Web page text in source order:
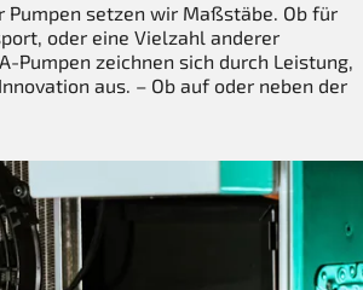
Pumpen setzen wir Maßstäbe. Ob für
oder eine Vielzahl anderer
Pumpen zeichnen sich durch Leistung,
aus. – Ob auf oder neben der